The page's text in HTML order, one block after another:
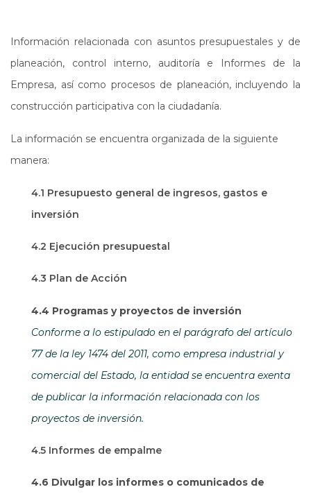
Información relacionada con asuntos presupuestales y de
planeación, control interno, auditoría e Informes de la
Empresa, así como procesos de planeación, incluyendo la
construcción participativa con la ciudadanía.
La información se encuentra organizada de la siguiente
manera:
4.1 Presupuesto general de ingresos, gastos e
inversión
4.2 Ejecución presupuestal
4.3 Plan de Acción
4.4 Programas y proyectos de inversión
Conforme a lo estipulado en el parágrafo del artículo
77 de la ley 1474 del 2011, como empresa industrial y
comercial del Estado, la entidad se encuentra exenta
de publicar la información relacionada con los
proyectos de inversión.
4.5 Informes de empalme
4.6 Divulgar los informes o comunicados de